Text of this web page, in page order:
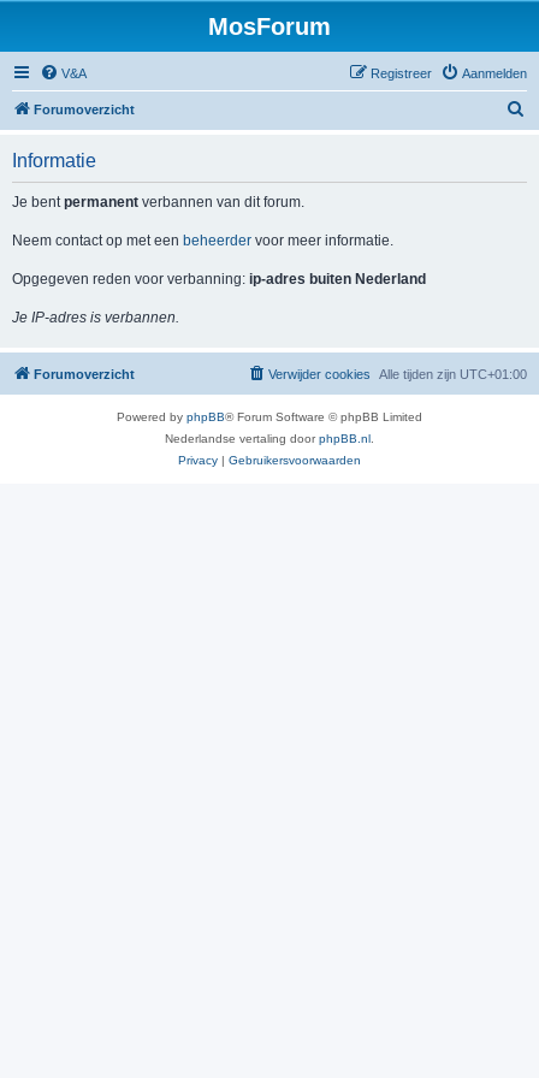
MosForum
V&A Aanmelden
Registreer
Forumoverzicht
Informatie
Je bentpermanent verbannen van dit forum.
Neem contact op met een beheerder voor meer informatie.
Opgegeven reden voor verbanning: ip-adres buiten Nederland
Je IP-adres is verbannen.
Forumoverzicht Alle tijden zijn UTC+01:00
Verwijder cookies
Powered by phpBB® Forum Software © phpBB Limited
Nederlandse vertaling doorphpBB.nl
Privacy | Gebruikersvoorwaarden